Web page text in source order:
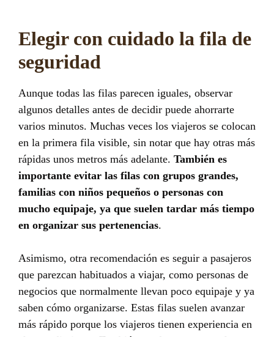
Elegir con cuidado la fila de
seguridad
Aunque todas las filas parecen iguales, observar
algunos detalles antes de decidir puede ahorrarte
varios minutos. Muchas veces los viajeros se colocan
en la primera fila visible, sin notar que hay otras más
rápidas unos metros más adelante. También es
importante evitar las filas con grupos grandes,
familias con niños pequeños o personas con
mucho equipaje, ya que suelen tardar más tiempo
en organizar sus pertenencias.
Asimismo, otra recomendación es seguir a pasajeros
que parezcan habituados a viajar, como personas de
negocios que normalmente llevan poco equipaje y ya
saben cómo organizarse. Estas filas suelen avanzar
más rápido porque los viajeros tienen experiencia en